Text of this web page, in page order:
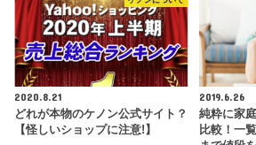
2020.8.21
どれが本物のケノン公式サイト？
【怪しいショップに注意!】
2019.6.26
純粋に家
比較！一